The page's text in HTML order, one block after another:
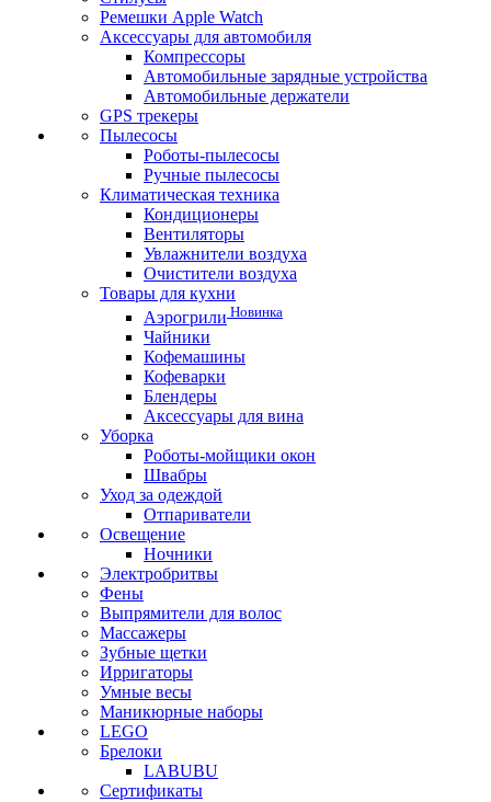
Ремешки Apple Watch
Аксессуары для автомобиля
Компрессоры
Автомобильные зарядные устройства
Автомобильные держатели
GPS трекеры
Пылесосы
Роботы-пылесосы
Ручные пылесосы
Климатическая техника
Кондиционеры
Вентиляторы
Увлажнители воздуха
Очистители воздуха
Товары для кухни
Аэрогрили Новинка
Чайники
Кофемашины
Кофеварки
Блендеры
Аксессуары для вина
Уборка
Роботы-мойщики окон
Швабры
Уход за одеждой
Отпариватели
Освещение
Ночники
Электробритвы
Фены
Выпрямители для волос
Массажеры
Зубные щетки
Ирригаторы
Умные весы
Маникюрные наборы
LEGO
Брелоки
LABUBU
Сертификаты